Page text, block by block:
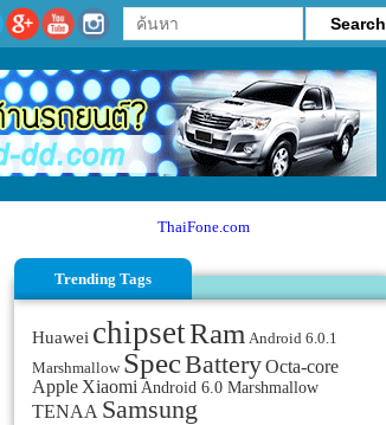
ThaiFone.com
Trending Tags
Huawei chipsetRam Android 6.0.1
Marshmallow SpecBatteryOcta-core
Apple Xiaomi Android 6.0 Marshmallow
TENAA Samsung